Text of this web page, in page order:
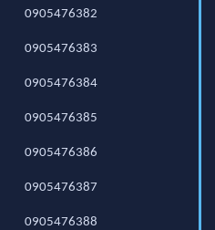
0905476382
0905476383
0905476384
0905476385
0905476386
0905476387
0905476388